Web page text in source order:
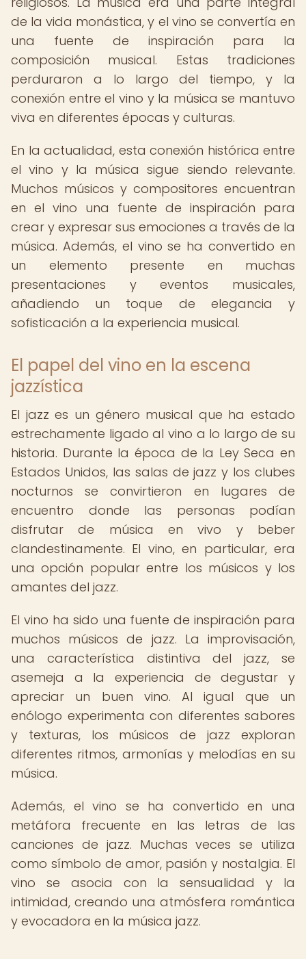
de la vida monástica, y el vino se convertía en
una fuente de inspiración para la
composición musical. Estas tradiciones
perduraron a lo largo del tiempo, y la
conexión entre el vino y la música se mantuvo
viva en diferentes épocas y culturas.
En la actualidad, esta conexión histórica entre
el vino y la música sigue siendo relevante.
Muchos músicos y compositores encuentran
en el vino una fuente de inspiración para
crear y expresar sus emociones a través de la
música. Además, el vino se ha convertido en
un elemento presente en muchas
presentaciones y eventos musicales,
añadiendo un toque de elegancia y
sofisticación a la experiencia musical.
El papel del vino en la escena
jazzística
El jazz es un género musical que ha estado
estrechamente ligado al vino a lo largo de su
historia. Durante la época de la Ley Seca en
Estados Unidos, las salas de jazz y los clubes
nocturnos se convirtieron en lugares de
encuentro donde las personas podían
disfrutar de música en vivo y beber
clandestinamente. El vino, en particular, era
una opción popular entre los músicos y los
amantes del jazz.
El vino ha sido una fuente de inspiración para
muchos músicos de jazz. La improvisación,
una característica distintiva del jazz, se
asemeja a la experiencia de degustar y
apreciar un buen vino. Al igual que un
enólogo experimenta con diferentes sabores
y texturas, los músicos de jazz exploran
diferentes ritmos, armonías y melodías en su
música.
Además, el vino se ha convertido en una
metáfora frecuente en las letras de las
canciones de jazz. Muchas veces se utiliza
como símbolo de amor, pasión y nostalgia. El
vino se asocia con la sensualidad y la
intimidad, creando una atmósfera romántica
y evocadora en la música jazz.